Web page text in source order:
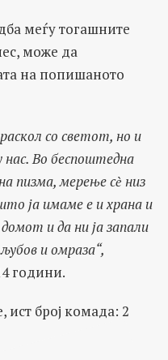
меѓу тогашните
може да
на попишаното
со светот, но и
нас. Во беспоштедна
пизма, мерење сѐ низ
ја имаме е и храна и
и да ни ја запали
и омраза“,
години.
ист број комада: 2